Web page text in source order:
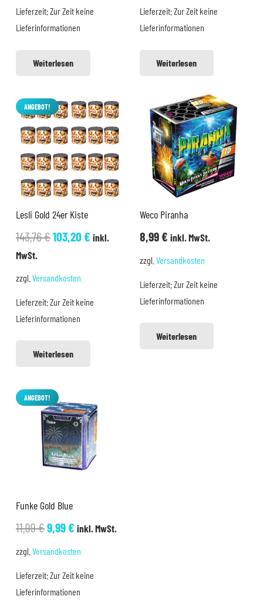
9,99 €8,99 €.
Lieferzeit:Zur Zeit keine
Lieferinformationen
Weiterlesen
12,99 €9,99 €.
Lieferzeit:Zur Zeit keine
Lieferinformationen
Weiterlesen
ANGEBOT!
Lesli Gold 24er Kiste
143,76€Ursprünglicher
103,20€Aktueller
inkl.
MwSt.
zzgl. Versandkosten
Lieferzeit:Zur Zeit keine
Lieferinformationen
Weiterlesen
Weco Piranha
8,99€ inkl. MwSt.
zzgl. Versandkosten
Lieferzeit:Zur Zeit keine
Lieferinformationen
Weiterlesen
ANGEBOT!
Funke Gold Blue
11,99€Ursprünglicher
11,99 €
9,99€Aktueller
9,99 €.
inkl. MwSt.
zzgl. Versandkosten
Lieferzeit:Zur Zeit keine
Lieferinformationen